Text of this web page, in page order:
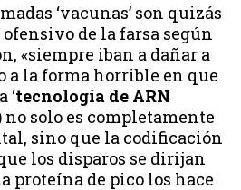
‘vacunas’ son quizás
de la farsa según
«siempre iban a dañar a
a la forma horrible en que
‘tecnología de ARN
no solo es completamente
sino que la codificación
los disparos se dirijan
proteína de pico los hace